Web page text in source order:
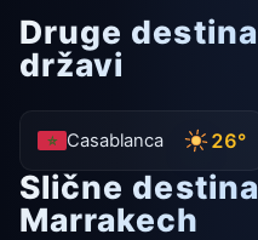
Druge
državi
Casablanca 26°
Slične
Marrakech